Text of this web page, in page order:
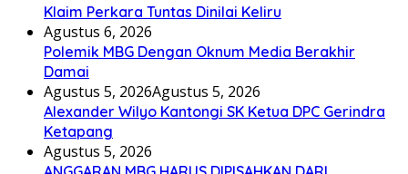
Klaim Perkara Tuntas Dinilai Keliru
Agustus 6, 2026
Polemik MBG Dengan Oknum Media Berakhir
Damai
Agustus 5, 2026Agustus 5, 2026
Alexander Wilyo Kantongi SK Ketua DPC Gerindra
Ketapang
Agustus 5, 2026